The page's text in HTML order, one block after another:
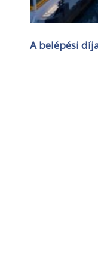
A belépési